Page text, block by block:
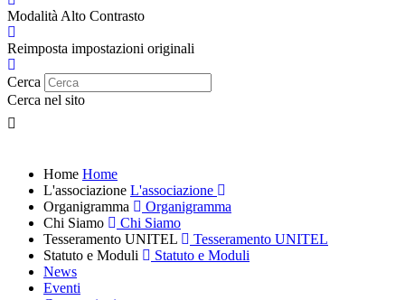
Modalità Alto Contrasto
Reimposta impostazioni originali
Cerca
Cerca nel sito
Home Home
L'associazione L'associazione
Organigramma
Organigramma
Chi Siamo
Chi Siamo
Tesseramento UNITEL
Tesseramento UNITEL
Statuto e Moduli
Statuto e Moduli
News
Eventi